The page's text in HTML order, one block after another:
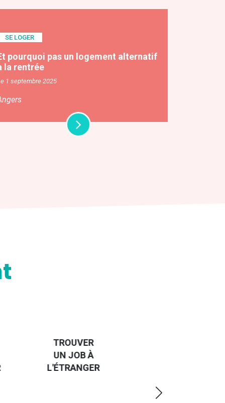
SE LOGER
pourquoi pas un logement alternatif
la rentrée
1 septembre 2025
TROUVER
UN JOB À
L'ÉTRANGER